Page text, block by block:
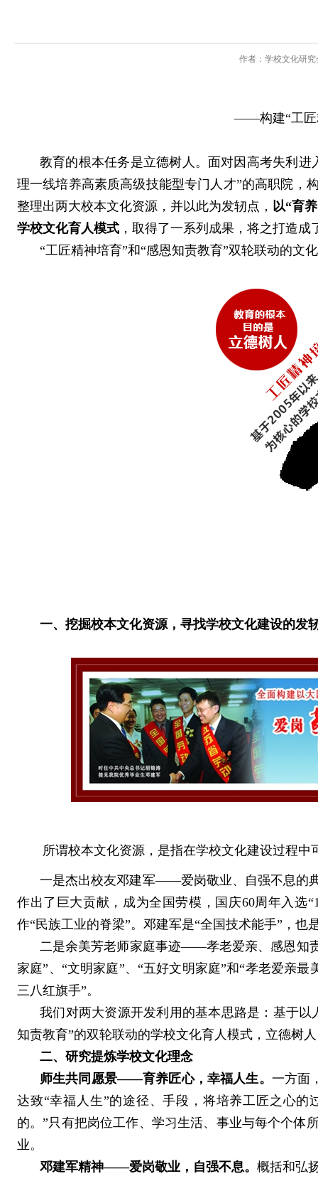
作者：学校文化研究
——构建“工匠
教育的根本任务是立德树人。面对因高考失利
理一线培养高素质高级技能型专门人才”的高职院，
整理出两大校本文化资源，并以此为发轫点， 以“育
学校文化育人模式 ，取得了一系列成果，将之打造
“工匠精神培育”和“感恩知责教育”双轮联动的文
一、挖掘校本文化资源，寻找学校文化建设的发
所谓校本文化资源，是指在学校文化建设过程
一是杰出校友邓建军——爱岗敬业、自强不息的
作出了巨大贡献，成为全国劳模，国庆60周年入选“
作“民族工业的脊梁”。 邓建军是“全国技术能手”，也
二是余美芳老师家庭事迹——孝老爱亲、感恩知
家庭”、“文明家庭”、“五好文明家庭”和“孝老爱亲最
三八红旗手”。
我们对两大资源开发利用的基本思路是：基于
知责教育”的双轮联动的学校文化育人模式，立德
二、研究提炼学校文化理念
师生共同愿景——育养匠心，幸福人生。 一方面
达致“幸福人生”的途径、手段，将培养工匠之心
的。”只有把岗位工作、学习生活、事业与每个个体
业。
邓建军精神——爱岗敬业，自强不息。 概括和弘